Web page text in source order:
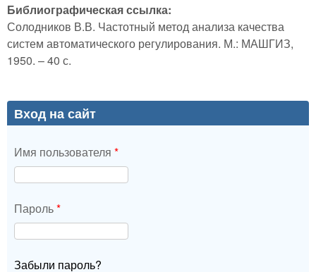
Библиографическая ссылка:
Солодников В.В. Частотный метод анализа качества
систем автоматического регулирования. М.: МАШГИЗ,
1950. – 40 с.
Вход на сайт
Имя пользователя *
Пароль*
Забыли пароль?